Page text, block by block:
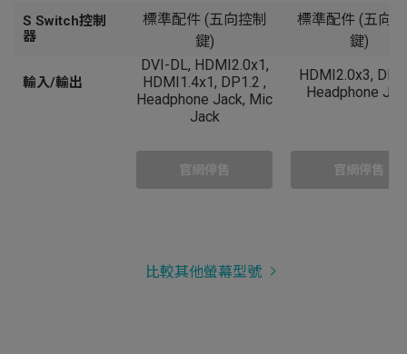
S Switch控制
器
輸入/輸出
標準配件 (五向控制
鍵)
DVI-DL, HDMI2.0x1,
HDMI1.4x1, DP1.2 ,
Headphone Jack, Mic
Jack
官網停售
標準配件 (五向
鍵)
HDMI2.0x3,
Headphone
官網停售
比較其他螢幕型號